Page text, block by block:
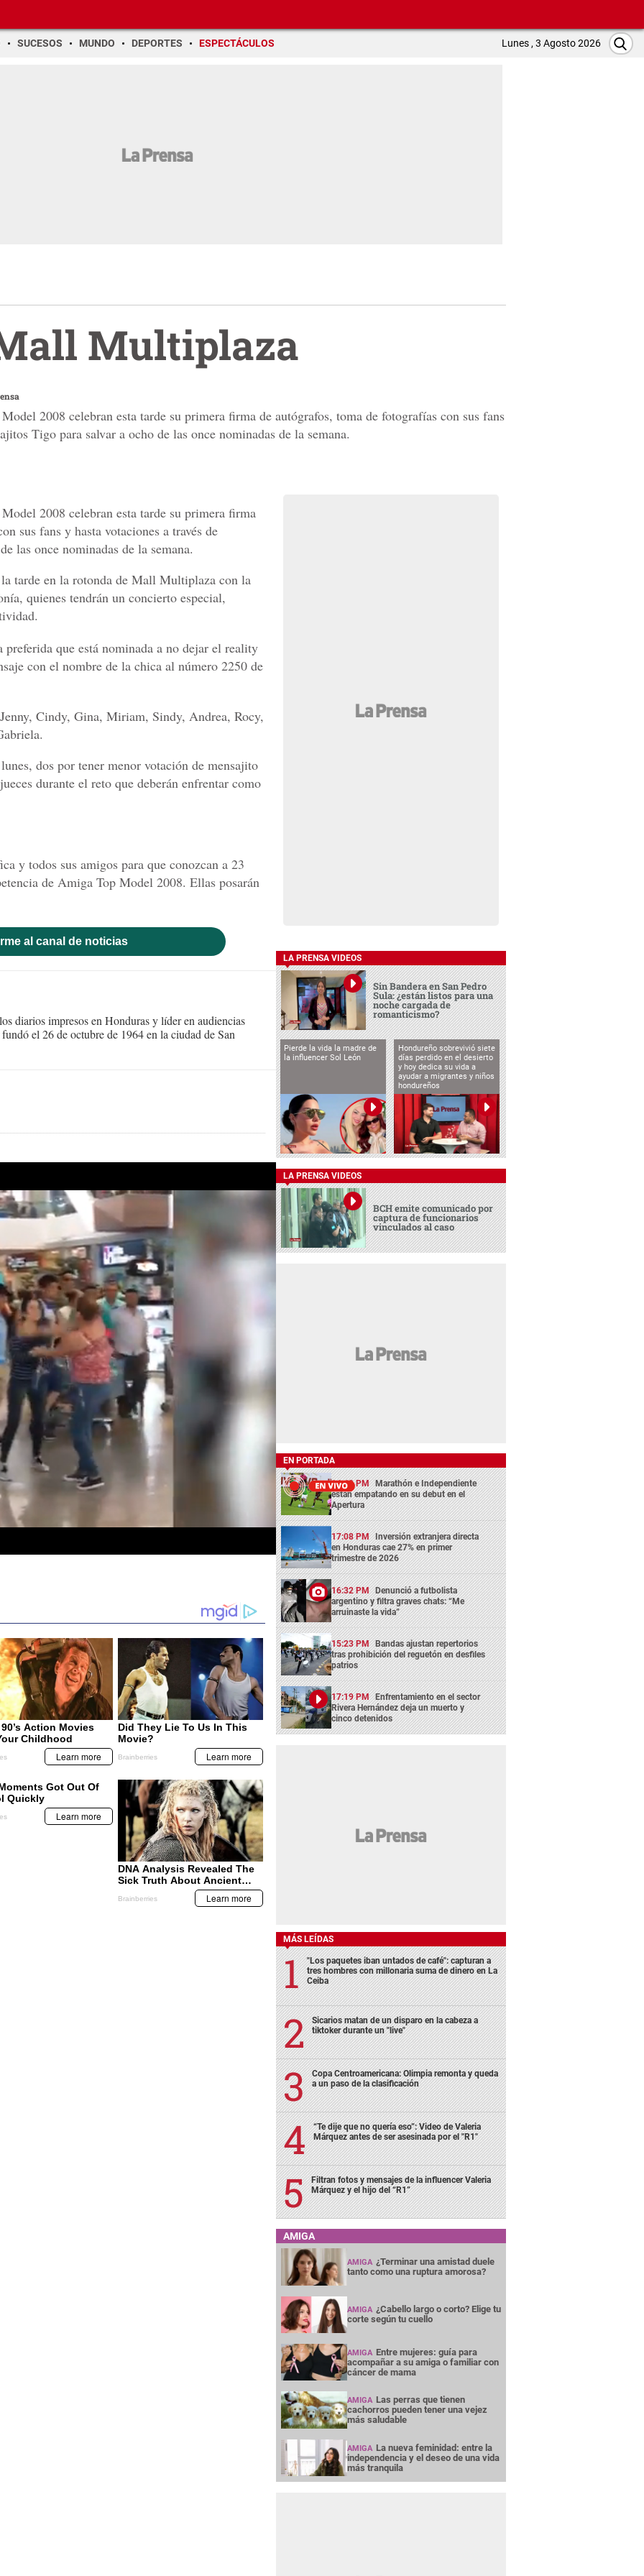
SUCESOS MUNDO DEPORTES ESPECTÁCULOS Lunes , 3 Agosto 2026
Multiplaza
2008 celebran esta tarde su primera firma de autógrafos, toma de fotografías con sus fans
Tigo para salvar a ocho de las once nominadas de la semana.
2008 celebran esta tarde su primera firma
sus fans y hasta votaciones a través de
las once nominadas de la semana.
tarde en la rotonda de Mall Multiplaza con la
quienes tendrán un concierto especial,
preferida que está nominada a no dejar el reality
con el nombre de la chica al número 2250 de
Cindy, Gina, Miriam, Sindy, Andrea, Rocy,
dos por tener menor votación de mensajito
durante el reto que deberán enfrentar como
y todos sus amigos para que conozcan a 23
de Amiga Top Model 2008. Ellas posarán
al canal de noticias
diarios impresos en Honduras y líder en audiencias
el 26 de octubre de 1964 en la ciudad de San
LA PRENSA VIDEOS
Sin Bandera en San Pedro
Sula: ¿están listos para una
noche cargada de
romanticismo?
Pierde la vida la madre de
la influencer Sol León
Hondureño sobrevivió siete
días perdido en el desierto
y hoy dedica su vida a
ayudar a migrantes y niños
hondureños
LA PRENSA VIDEOS
BCH emite comunicado por
captura de funcionarios
vinculados al caso
EN PORTADA
14:43 PM Marathón e Independiente
están empatando en su debut en el
Apertura
17:08 PM Inversión extranjera directa
en Honduras cae 27% en primer
trimestre de 2026
16:32 PM Denunció a futbolista
argentino y filtra graves chats: “Me
arruinaste la vida”
15:23 PM Bandas ajustan repertorios
tras prohibición del reguetón en desfiles
patrios
17:19 PM Enfrentamiento en el sector
Rivera Hernández deja un muerto y
cinco detenidos
MÁS LEÍDAS
"Los paquetes iban untados de café": capturan a
tres hombres con millonaria suma de dinero en La
Ceiba
Sicarios matan de un disparo en la cabeza a
tiktoker durante un "live"
Copa Centroamericana: Olimpia remonta y queda
a un paso de la clasificación
“Te dije que no quería eso”: Video de Valeria
Márquez antes de ser asesinada por el "R1"
Filtran fotos y mensajes de la influencer Valeria
Márquez y el hijo del “R1”
AMIGA
AMIGA ¿Terminar una amistad duele
tanto como una ruptura amorosa?
AMIGA ¿Cabello largo o corto? Elige tu
corte según tu cuello
AMIGA Entre mujeres: guía para
acompañar a su amiga o familiar con
cáncer de mama
AMIGA Las perras que tienen
cachorros pueden tener una vejez
más saludable
AMIGA La nueva feminidad: entre la
independencia y el deseo de una vida
más tranquila